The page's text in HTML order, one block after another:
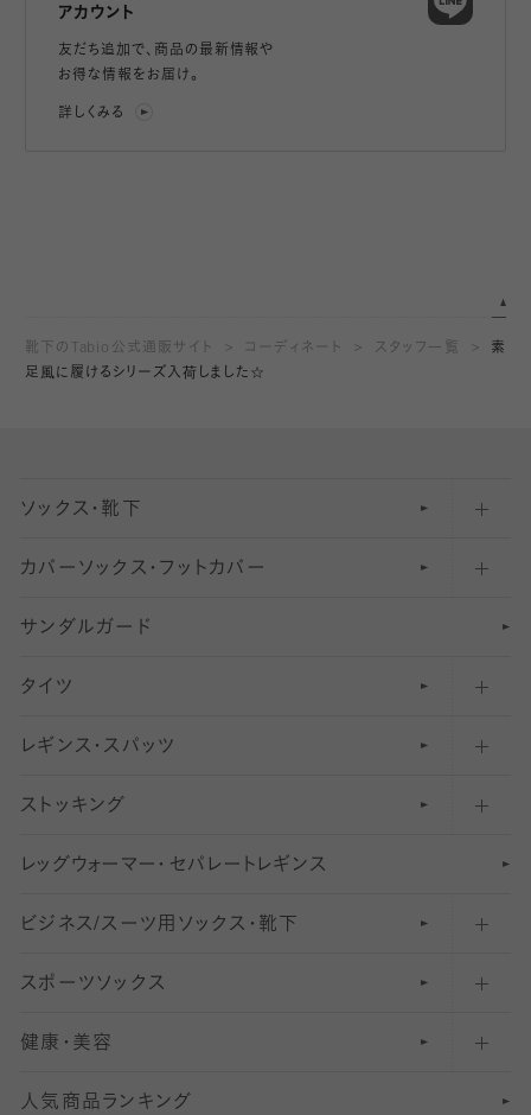
アカウント
友だち追加で、 商品の最新情報や
お得な情報をお届け。
詳しくみる
靴下のTabio公式通販サイト コーディネート スタッフ一覧
素
足風に履けるシリーズ入荷しました☆
ソックス・靴下
五本指ソックス・靴下
足袋ソックス・靴下
無地・プレーンソックス・靴下
柄ソックス・靴下
スニーカー（くるぶし）用ソックス
アンクル・ショートソックス（くるぶし上）
クルーソックス（ふくらはぎ下）
ハイソックス
オーバーニー・ニーハイソックス
カバーソックス・フットカバー
フットカバー・カバーソックス（深め）
フットカバー・カバーソックス（ふつう）
フットカバー・カバーソックス（浅め）
サンダルガード
タイツ
30デニール以下のタイツ（薄手タイツ）
31〜40デニールタイツ
41〜60デニールタイツ
61〜80デニールタイツ
81 〜110デニールタイツ
111〜210デニールタイツ
211デニールタイツ以上（防寒・厚手タイツ）
レギンス・スパッツ
柄レギンス
無地レギンス
レギンスパンツ（レギパン）
マタニティレギンス
5 分丈
6 分丈レギンス
ストッキング
伝線しにくいストッキング
ショートストッキング
結婚式用ストッキング
美脚ストッキング
オールスルーストッキング
レッ グ ウォー マー ・ セパレー ト レ ギンス
ビジネス/スーツ用 ソックス・靴下
匠シリーズ
フレッシャーズ向けソックス・靴下
冠婚葬祭向けソックス・靴下
スポーツソックス
ランニングソックス・靴下
ゴルフソックス・靴下
健康・美容
インナーソックス
人気商品ランキング